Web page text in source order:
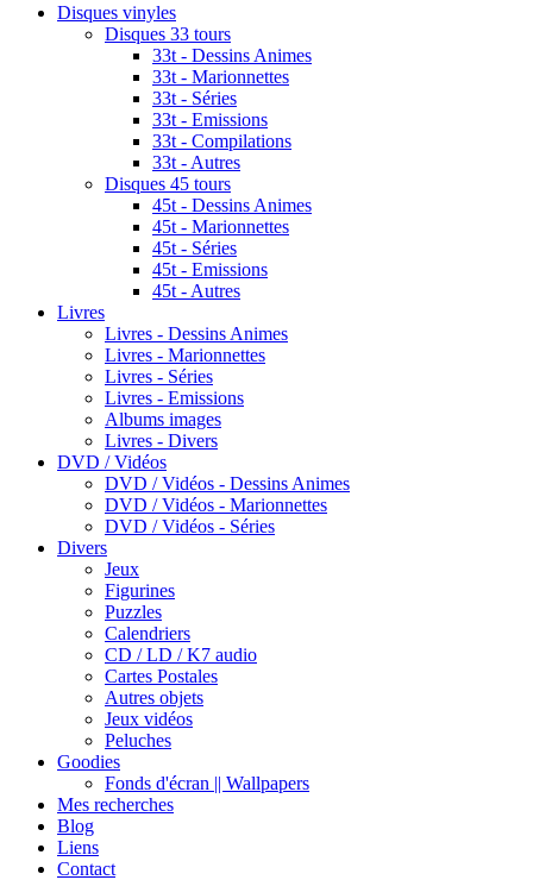
Disques vinyles
Disques 33 tours
33t - Dessins Animes
33t - Marionnettes
33t - Séries
33t - Emissions
33t - Compilations
33t - Autres
Disques 45 tours
45t - Dessins Animes
45t - Marionnettes
45t - Séries
45t - Emissions
45t - Autres
Livres
Livres - Dessins Animes
Livres - Marionnettes
Livres - Séries
Livres - Emissions
Albums images
Livres - Divers
DVD / Vidéos
DVD / Vidéos - Dessins Animes
DVD / Vidéos - Marionnettes
DVD / Vidéos - Séries
Divers
Jeux
Figurines
Puzzles
Calendriers
CD / LD / K7 audio
Cartes Postales
Autres objets
Jeux vidéos
Peluches
Goodies
Fonds d'écran || Wallpapers
Mes recherches
Blog
Liens
Contact